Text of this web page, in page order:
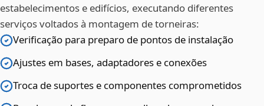
estabelecimentos e edifícios, executando diferentes
serviços voltados à montagem de torneiras:
Verificação para preparo de pontos de instalação
Ajustes em bases, adaptadores e conexões
Troca de suportes e componentes comprometidos